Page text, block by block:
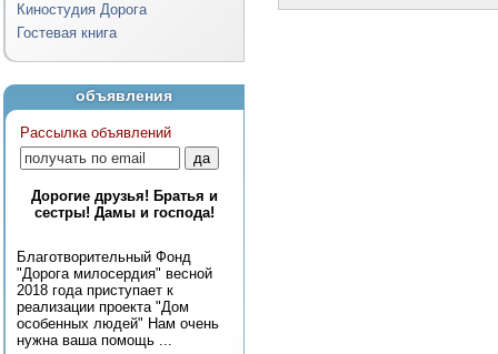
Киностудия Дорога
Гостевая книга
объявления
Рассылка объявлений
Дорогие друзья! Братья и
сестры! Дамы и господа!
Благотворительный Фонд
"Дорога милосердия" весной
2018 года приступает к
реализации проекта "Дом
особенных людей" Нам очень
нужна ваша помощь ...